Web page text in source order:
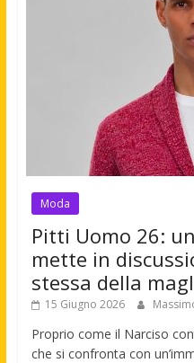
Moda
Pitti Uomo 26:
mette in
stessa della
15 Giugno 2026
Proprio come il Narciso
che si confronta con